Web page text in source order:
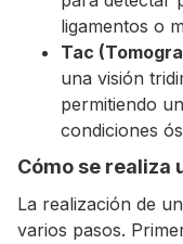
ligamentos o
Tac
una visión
permitiendo
condiciones
Cómo se realiza
La realización de
varios pasos.